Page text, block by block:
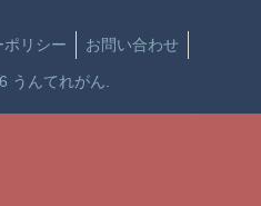
ポリシー お問い合わせ
うんてれがん.